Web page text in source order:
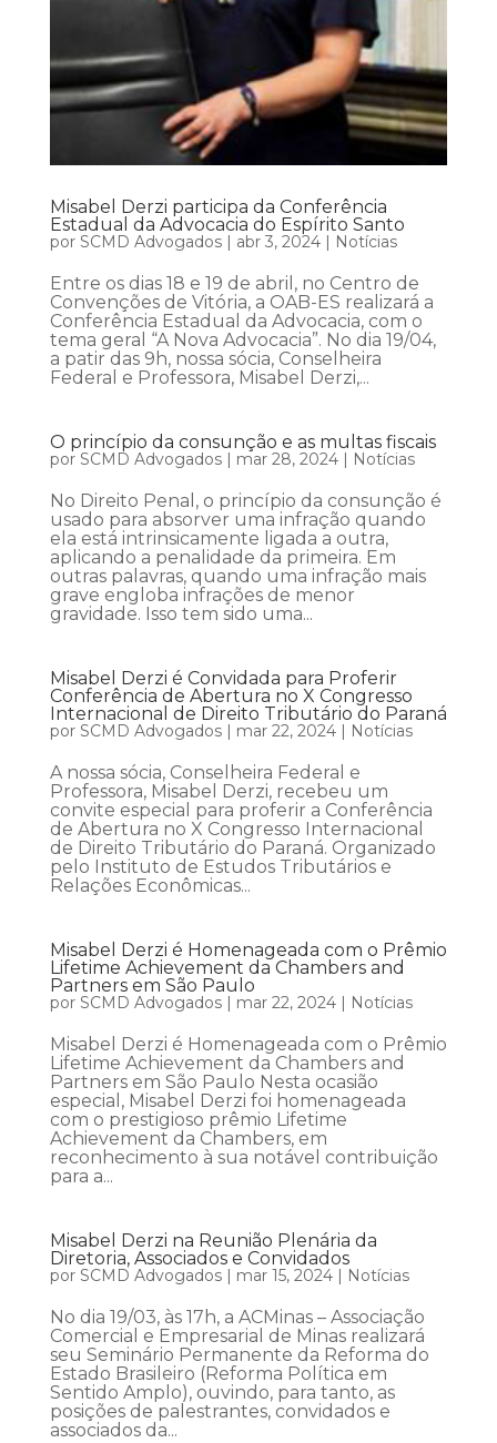
Misabel Derzi participa da Conferência
Estadual da Advocacia do Espírito Santo
por SCMD Advogados| abr 3, 2024| Notícias
Entre os dias 18 e 19 de abril, no Centro de
Convenções de Vitória, a OAB-ES realizará a
Conferência Estadual da Advocacia, com o
tema geral “A Nova Advocacia”. No dia 19/04,
a patir das 9h, nossa sócia, Conselheira
Federal e Professora, Misabel Derzi,...
O princípio da consunção e as multas fiscais
por SCMD Advogados| mar 28, 2024| Notícias
No Direito Penal, o princípio da consunção é
usado para absorver uma infração quando
ela está intrinsicamente ligada a outra,
aplicando a penalidade da primeira. Em
outras palavras, quando uma infração mais
grave engloba infrações de menor
gravidade. Isso tem sido uma...
Misabel Derzi é Convidada para Proferir
Conferência de Abertura no X Congresso
Internacional de Direito Tributário do Paraná
por SCMD Advogados| mar 22, 2024| Notícias
A nossa sócia, Conselheira Federal e
Professora, Misabel Derzi, recebeu um
convite especial para proferir a Conferência
de Abertura no X Congresso Internacional
de Direito Tributário do Paraná. Organizado
pelo Instituto de Estudos Tributários e
Relações Econômicas...
Misabel Derzi é Homenageada com o Prêmio
Lifetime Achievement da Chambers and
Partners em São Paulo
por SCMD Advogados| mar 22, 2024| Notícias
Misabel Derzi é Homenageada com o Prêmio
Lifetime Achievement da Chambers and
Partners em São Paulo Nesta ocasião
especial, Misabel Derzi foi homenageada
com o prestigioso prêmio Lifetime
Achievement da Chambers, em
reconhecimento à sua notável contribuição
para a...
Misabel Derzi na Reunião Plenária da
Diretoria, Associados e Convidados
por SCMD Advogados| mar 15, 2024| Notícias
No dia 19/03, às 17h, a ACMinas – Associação
Comercial e Empresarial de Minas realizará
seu Seminário Permanente da Reforma do
Estado Brasileiro (Reforma Política em
Sentido Amplo), ouvindo, para tanto, as
posições de palestrantes, convidados e
associados da...